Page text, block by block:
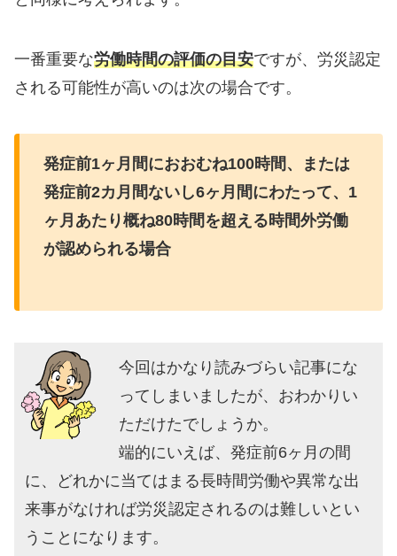
一番重要な労働時間の評価の目安ですが、労災認定
される可能性が高いのは次の場合です。
発症前1ヶ月間におおむね100時間、または
発症前2カ月間ないし6ヶ月間にわたって、1
ヶ月あたり概ね80時間を超える時間外労働
が認められる場合
今回はかなり読みづらい記事にな
ってしまいましたが、おわかりい
ただけたでしょうか。
端的にいえば、発症前6ヶ月の間
に、どれかに当てはまる長時間労働や異常な出
来事がなければ労災認定されるのは難しいとい
うことになります。